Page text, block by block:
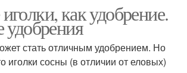
как удобрение.
удобрения
стать отличным удобрением. Но
иголки сосны (в отличии от еловых)